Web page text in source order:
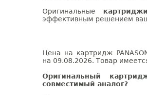
Оригинальные
эффективным решением
Цена на картридж
на 09.08.2026. Товар
Оригинальный
совместимый аналог?